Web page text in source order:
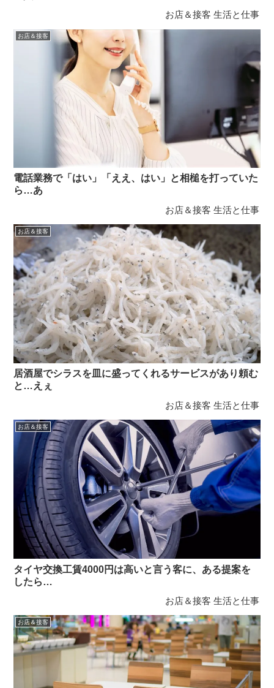
お店＆接客 生活と仕事
お店＆接客
電話業務で「はい」「ええ、はい」と相槌を打っていた
ら…あ
お店＆接客 生活と仕事
お店＆接客
居酒屋でシラスを皿に盛ってくれるサービスがあり頼む
と…えぇ
お店＆接客 生活と仕事
お店＆接客
タイヤ交換工賃4000円は高いと言う客に、ある提案を
したら…
お店＆接客 生活と仕事
お店＆接客